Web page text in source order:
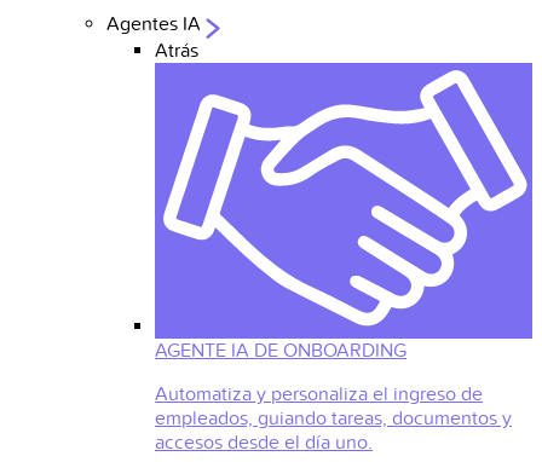
Agentes IA
Atrás
AGENTE IA DE ONBOARDING
Automatiza y personaliza el ingreso de
empleados, guiando tareas, documentos y
accesos desde el día uno.